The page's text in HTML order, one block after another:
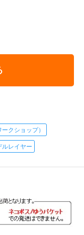
クショップ）
ルレイヤー